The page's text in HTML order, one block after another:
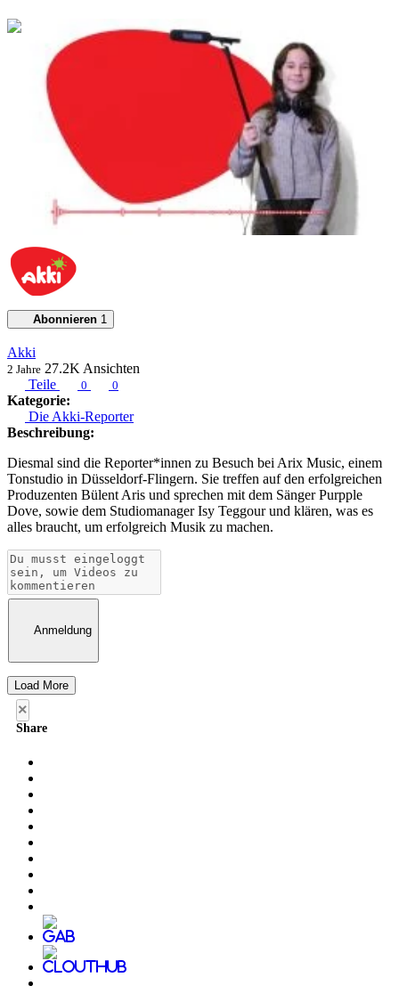
0:05:51
Abonnieren 1
Akki
2 Jahre 27.2K Ansichten
Teile
0 0
Kategorie:
Die Akki-Reporter
Beschreibung:
Diesmal sind die Reporter*innen zu Besuch bei Arix Music, einem
Tonstudio in Düsseldorf-Flingern. Sie treffen auf den erfolgreichen
Produzenten Bülent Aris und sprechen mit dem Sänger Purpple
Dove, sowie dem Studiomanager Isy Teggour und klären, was es
alles braucht, um erfolgreich Musik zu machen.
Anmeldung
Load More
×
Share